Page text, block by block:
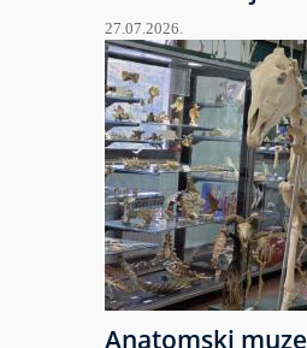
27.07.2026.
Anatomski